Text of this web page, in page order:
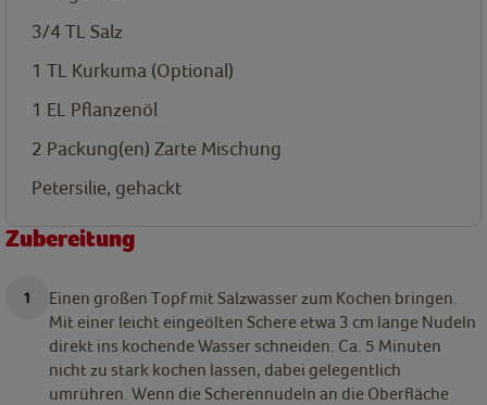
3/4 TL Salz
1 TL Kurkuma (Optional)
1 EL Pflanzenöl
2 Packung(en) Zarte Mischung
Petersilie, gehackt
Zubereitung
Einen großen Topf mit Salzwasser zum Kochen bringen.
Mit einer leicht eingeölten Schere etwa 3 cm lange Nudeln
direkt ins kochende Wasser schneiden. Ca. 5 Minuten
nicht zu stark kochen lassen, dabei gelegentlich
umrühren. Wenn die Scherennudeln an die Oberfläche